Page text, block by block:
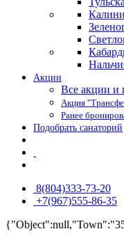
Акции
Все акции и
Акция
Ранее
Подобрать санаторий
8(804)333-73-20
+7(967)555-86-35